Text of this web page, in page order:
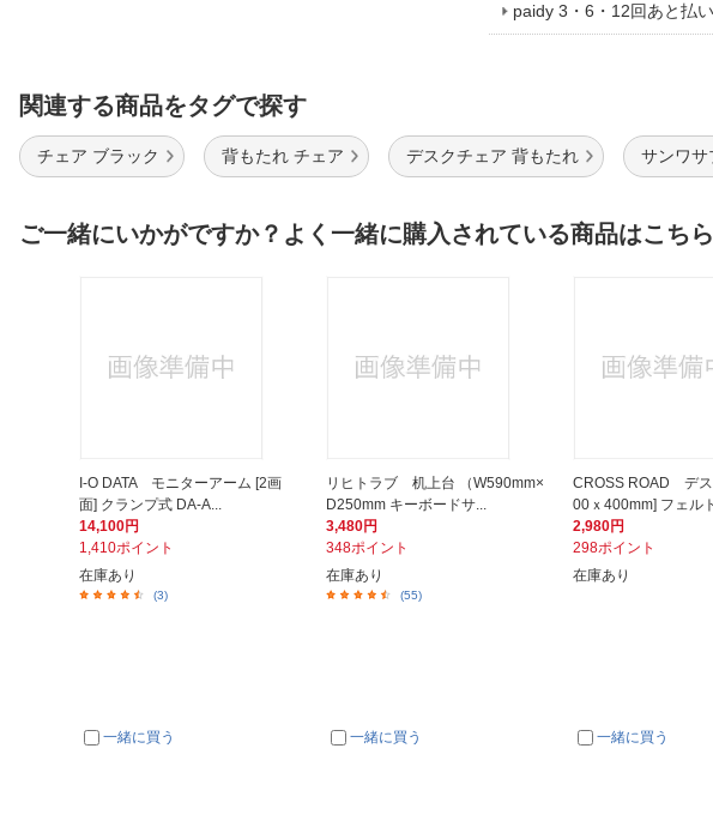
paidy 3・6・12回あと払
関連する商品をタグで探す
チェア ブラック 背もたれ チェア デスクチェア 背もたれ サンワサ
ご一緒にいかがですか？よく一緒に購入されている商品はこちら
I-O DATA モニターアーム [2画
面] クランプ式 DA-A...
14,100円
1,410ポイント
在庫あり
(3)
一緒に買う
リヒトラブ 机上台 （W590mm×
D250mm キーボードサ...
3,480円
348ポイント
在庫あり
(55)
一緒に買う
CROSS ROAD デス
00ｘ400mm] フェル
2,980円
298ポイント
在庫あり
一緒に買う